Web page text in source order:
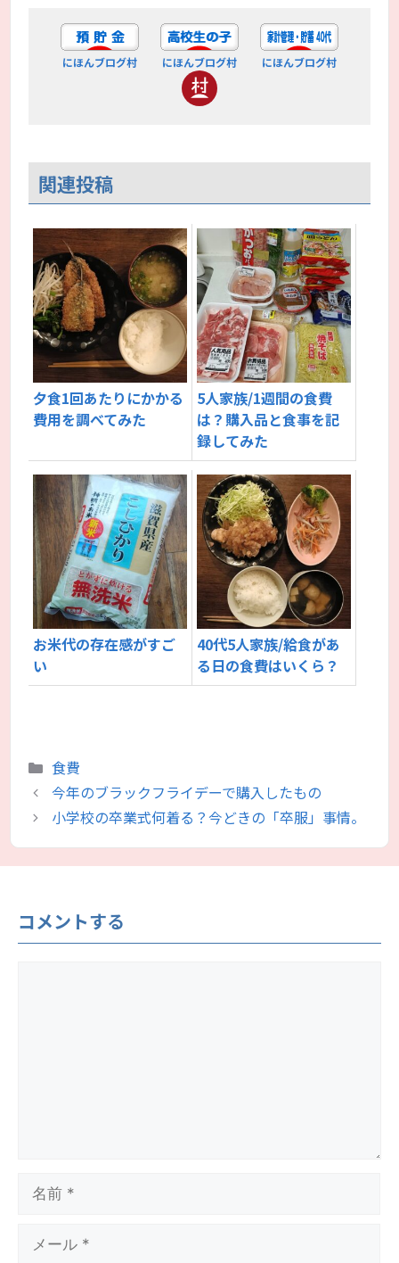
にほんブログ村 にほんブログ村 にほんブログ村
関連投稿
夕食1回あたりにかかる
費用を調べてみた
5人家族/1週間の食費
は？購入品と食事を記
録してみた
お米代の存在感がすご
い
40代5人家族/給食があ
る日の食費はいくら？
カ
テ
ゴ
リ
ー
食費
今年のブラックフライデーで購入したもの
小学校の卒業式何着る？今どきの「卒服」事情。
コメントする